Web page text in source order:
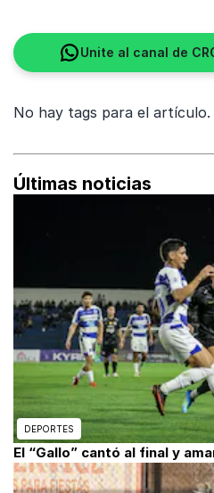
Unite al canal de
No hay tags para el artículo.
Últimas noticias
DEPORTES
El “Gallo” cantó al final y